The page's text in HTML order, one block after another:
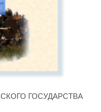
ГОСУДАРСТВА